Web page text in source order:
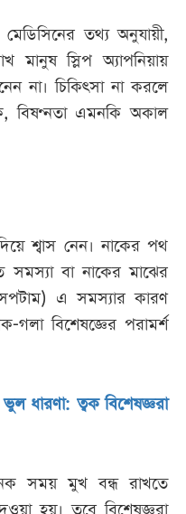
তথ্য অনুযায়ী,
মানুষ স্লিপ অ্যাপনিয়ায়
না। চিকিৎসা না করলে
বিষণ্নতা এমনকি অকাল
শ্বাস নেন। নাকের পথ
সমস্যা বা নাকের মাঝের
এ সমস্যার কারণ
গলা বিশেষজ্ঞের পরামর্শ
ধারণা: ত্বক বিশেষজ্ঞরা
সময় মুখ বন্ধ রাখতে